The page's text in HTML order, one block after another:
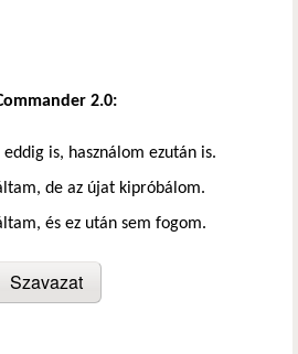
2.0:
eddig is, használom ezután is.
de az újat kipróbálom.
és ez után sem fogom.